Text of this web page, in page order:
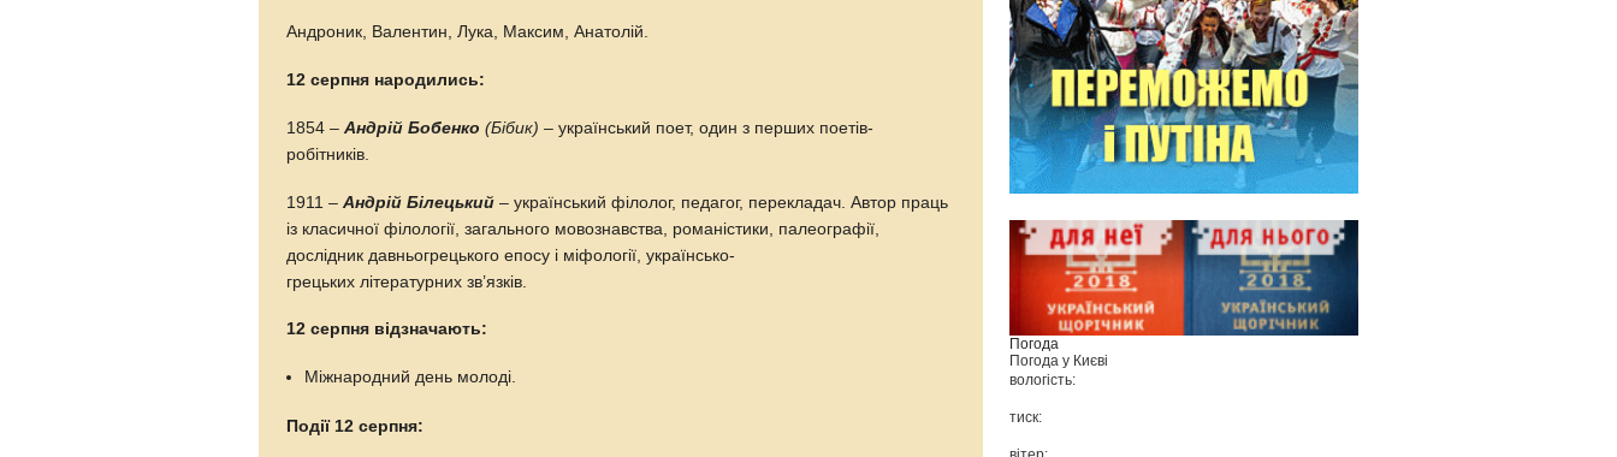
Андроник, Валентин, Лука, Максим, Анатолій.
12 серпня народились:
1854 –Андрій Бобенко (Бібик) – український поет, один з перших поетів-
робітників.
1911 –Андрій Білецький – український філолог, педагог, перекладач. Автор праць
із класичної філології, загального мовознавства, романістики, палеографії,
дослідник давньогрецького епосу і міфології, українсько-
грецьких літературних зв’язків.
12 серпня відзначають:
Міжнародний день молоді.
Події 12 серпня:
Погода
Погода у Києві
вологість:
тиск: